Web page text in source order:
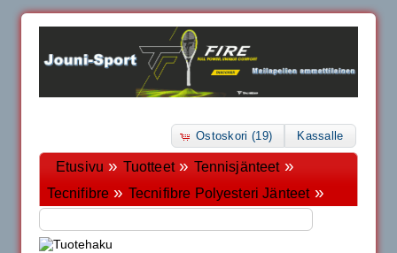
Ostoskori (19) Kassalle
Etusivu » Tuotteet» Tennisjänteet»
Tecnifibre » Tecnifibre Polyesteri Jänteet»